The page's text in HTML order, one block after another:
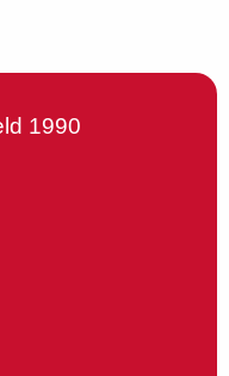
1990